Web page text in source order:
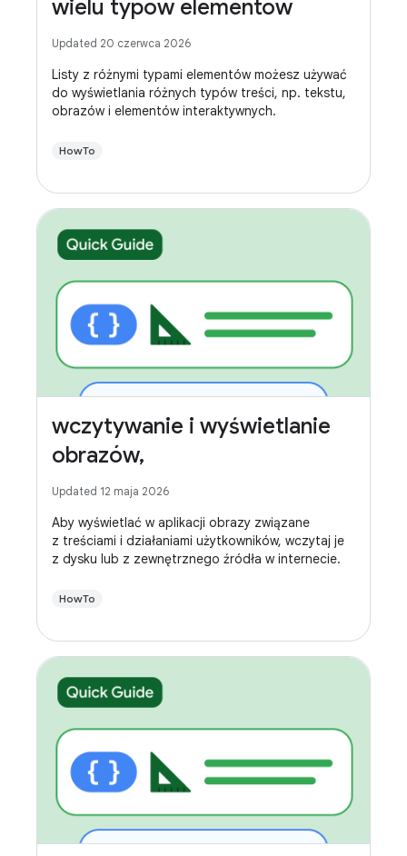
wielu typów elementów
Updated 20 czerwca 2026
Listy z różnymi typami elementów możesz używać
do wyświetlania różnych typów treści, np. tekstu,
obrazów i elementów interaktywnych.
HowTo
wczytywanie i wyświetlanie
obrazów,
Updated 12 maja 2026
Aby wyświetlać w aplikacji obrazy związane
z treściami i działaniami użytkowników, wczytaj je
z dysku lub z zewnętrznego źródła w internecie.
HowTo